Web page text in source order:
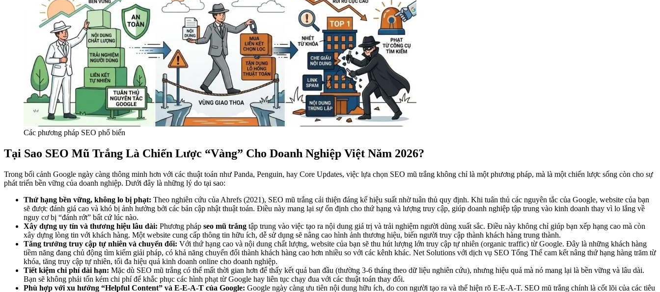
Các phương pháp SEO phổ biến
Tại Sao SEO Mũ Trắng Là Chiến Lược “Vàng” Cho Doanh Nghiệp Việt Năm 2026?
Trong bối cảnh Google ngày càng thông minh hơn với các thuật toán như Panda, Penguin, hay Core Updates, việc lựa chọn SEO mũ trắng không chỉ là một phương pháp, mà là một chiến lược sống còn cho sự
phát triển bền vững của doanh nghiệp. Dưới đây là những lý do tại sao:
Thứ hạng bền vững, không lo bị phạt: Theo nghiên cứu của Ahrefs (2021), SEO mũ trắng cải thiện đáng kể hiệu suất nhờ tuân thủ quy định. Khi tuân thủ các nguyên tắc của Google, website của bạn
sẽ được đánh giá cao và khó bị ảnh hưởng bởi các bản cập nhật thuật toán. Điều này mang lại sự ổn định cho thứ hạng và lượng truy cập, giúp doanh nghiệp tập trung vào kinh doanh thay vì lo lắng về
nguy cơ bị “đánh rớt” bất cứ lúc nào.
Xây dựng uy tín và thương hiệu lâu dài: Phương pháp seo mũ trắng tập trung vào việc tạo ra nội dung giá trị và trải nghiệm người dùng xuất sắc. Điều này không chỉ giúp bạn xếp hạng cao mà còn
xây dựng lòng tin với khách hàng. Một website cung cấp thông tin hữu ích, dễ sử dụng sẽ nâng cao hình ảnh thương hiệu, biến người truy cập thành khách hàng trung thành.
Tăng trưởng truy cập tự nhiên và chuyển đổi: Với thứ hạng cao và nội dung chất lượng, website của bạn sẽ thu hút lượng lớn truy cập tự nhiên (organic traffic) từ Google. Đây là những khách hàng
tiềm năng đang chủ động tìm kiếm giải pháp, có khả năng chuyển đổi thành khách hàng cao hơn nhiều so với các kênh khác. Net Solutions với dịch vụ SEO Tổng Thể cam kết nâng thứ hạng hàng trăm từ
khóa, tăng truy cập tự nhiên, tối đa hiệu quả kinh doanh online cho doanh nghiệp.
Tiết kiệm chi phí dài hạn: Mặc dù SEO mũ trắng có thể mất thời gian hơn để thấy kết quả ban đầu (thường 3-6 tháng theo dữ liệu nghiên cứu), nhưng hiệu quả mà nó mang lại là bền vững và lâu dài.
Bạn sẽ không phải tốn kém chi phí để khắc phục các hình phạt từ Google hay liên tục chạy đua với các thuật toán thay đổi.
Phù hợp với xu hướng “Helpful Content” và E-E-A-T của Google: Google ngày càng ưu tiên nội dung hữu ích, do con người tạo ra và thể hiện rõ E-E-A-T. SEO mũ trắng chính là cốt lõi của các tiêu